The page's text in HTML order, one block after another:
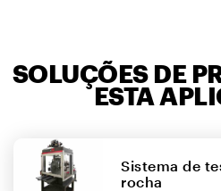
SOLUÇÕES DE
ESTA
Sistema de
rocha